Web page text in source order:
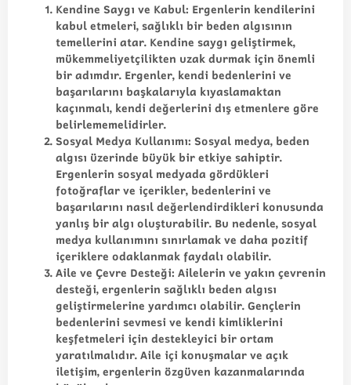
Kendine Saygı ve Kabul: Ergenlerin kendilerini
kabul etmeleri, sağlıklı bir beden algısının
temellerini atar. Kendine saygı geliştirmek,
mükemmeliyetçilikten uzak durmak için önemli
bir adımdır. Ergenler, kendi bedenlerini ve
başarılarını başkalarıyla kıyaslamaktan
kaçınmalı, kendi değerlerini dış etmenlere göre
belirlememelidirler.
Sosyal Medya Kullanımı: Sosyal medya, beden
algısı üzerinde büyük bir etkiye sahiptir.
Ergenlerin sosyal medyada gördükleri
fotoğraflar ve içerikler, bedenlerini ve
başarılarını nasıl değerlendirdikleri konusunda
yanlış bir algı oluşturabilir. Bu nedenle, sosyal
medya kullanımını sınırlamak ve daha pozitif
içeriklere odaklanmak faydalı olabilir.
Aile ve Çevre Desteği: Ailelerin ve yakın çevrenin
desteği, ergenlerin sağlıklı beden algısı
geliştirmelerine yardımcı olabilir. Gençlerin
bedenlerini sevmesi ve kendi kimliklerini
keşfetmeleri için destekleyici bir ortam
yaratılmalıdır. Aile içi konuşmalar ve açık
iletişim, ergenlerin özgüven kazanmalarında